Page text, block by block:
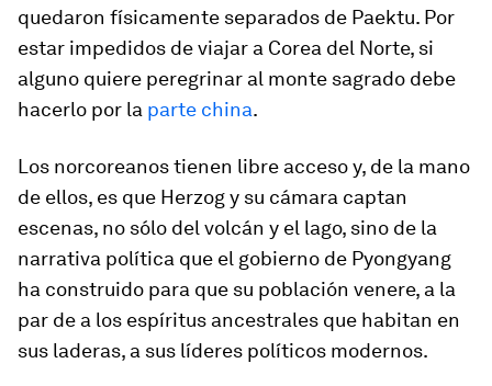
quedaron físicamente separados de Paektu. Por
estar impedidos de viajar a Corea del Norte, si
alguno quiere peregrinar al monte sagrado debe
hacerlo por la parte china.
Los norcoreanos tienen libre acceso y, de la mano
de ellos, es que Herzog y su cámara captan
escenas, no sólo del volcán y el lago, sino de la
narrativa política que el gobierno de Pyongyang
ha construido para que su población venere, a la
par de a los espíritus ancestrales que habitan en
sus laderas, a sus líderes políticos modernos.